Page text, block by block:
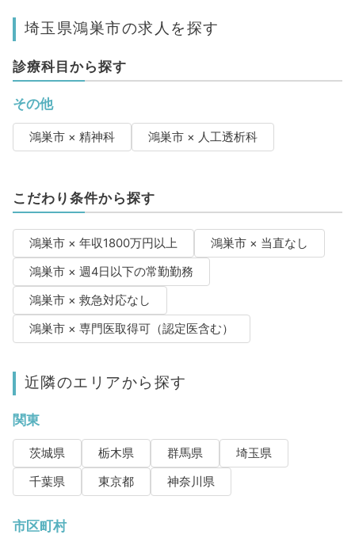
埼玉県鴻巣市の求人を探す
診療科目から探す
その他
鴻巣市 × 精神科 鴻巣市 × 人工透析科
こだわり条件から探す
鴻巣市 × 年収1800万円以上
鴻巣市 × 当直なし
鴻巣市 × 週4日以下の常勤勤務
鴻巣市 × 救急対応なし
鴻巣市 × 専門医取得可（認定医含む）
近隣のエリアから探す
関東
茨城県 栃木県 群馬県
埼玉県
千葉県
東京都 神奈川県
市区町村